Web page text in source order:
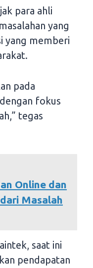
para ahli
yang
yang memberi
pada
fokus
tegas
Online dan
Masalah
saat ini
pendapatan